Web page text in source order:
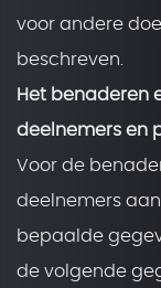
voor andere
beschreven.
Het benaderen
deelnemers en
Voor de
deelnemers
bepaalde
de volgende